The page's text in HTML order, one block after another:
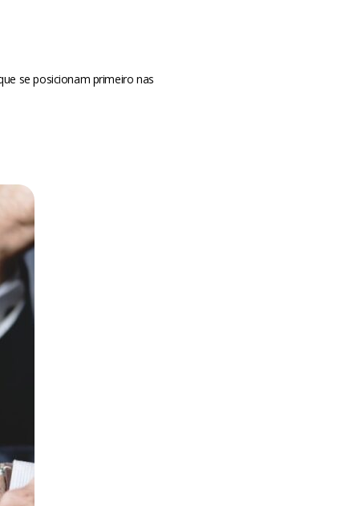
se posicionam primeiro nas